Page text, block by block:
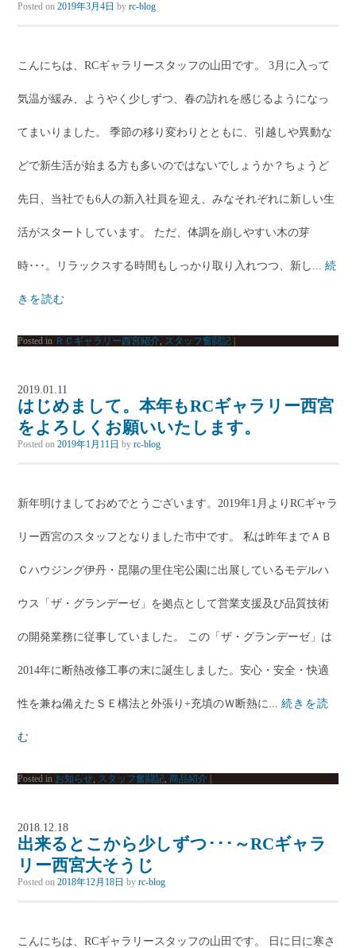
Posted on2019年3月4日 byrc-blog
こんにちは、RCギャラリースタッフの山田です。 3月に入って
気温が緩み、ようやく少しずつ、春の訪れを感じるようになっ
てまいりました。 季節の移り変わりとともに、引越しや異動な
どで新生活が始まる方も多いのではないでしょうか？ちょうど
先日、当社でも6人の新入社員を迎え、みなそれぞれに新しい生
活がスタートしています。 ただ、体調を崩しやすい木の芽
時･･･。リラックスする時間もしっかり取り入れつつ、新し...続
きを読む
Posted in ＲＣギャラリー西宮紹介, スタッフ奮闘記
2019.01.11
はじめまして。本年もRCギャラリー西宮
をよろしくお願いいたします。
Posted on2019年1月11日 byrc-blog
新年明けましておめでとうございます。2019年1月よりRCギャラ
リー西宮のスタッフとなりました市中です。 私は昨年までＡＢ
Ｃハウジング伊丹・昆陽の里住宅公園に出展しているモデルハ
ウス「ザ・グランデーゼ」を拠点として営業支援及び品質技術
の開発業務に従事していました。 この「ザ・グランデーゼ」は
2014年に断熱改修工事の末に誕生しました。安心・安全・快適
性を兼ね備えたＳＥ構法と外張り+充填のＷ断熱に...続きを読
む
Posted in お知らせ, スタッフ奮闘記,商品紹介
2018.12.18
出来るとこから少しずつ･･･～RCギャラ
リー西宮大そうじ
Posted on2018年12月18日 byrc-blog
こんにちは、RCギャラリースタッフの山田です。 日に日に寒さ